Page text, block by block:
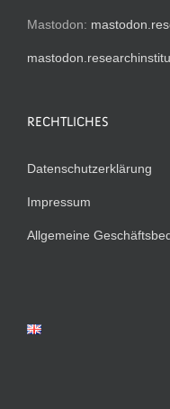
Mastodon:
RECHTLICHES
Datenschutzerklärung
Impressum
Allgemeine